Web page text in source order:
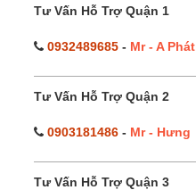
Tư Vấn Hỗ Trợ Quận 1
0932489685 - Mr - A Phát
Tư Vấn Hỗ Trợ Quận 2
0903181486 - Mr - Hưng
Tư Vấn Hỗ Trợ Quận 3